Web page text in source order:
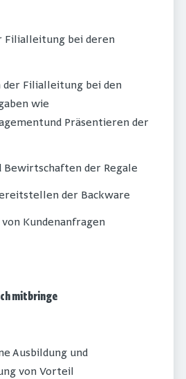
Filialleitung bei deren
Filialleitung bei den
wie
Präsentieren der
Bewirtschaften der Regale
der Backware
Kundenanfragen
mitbringe
Ausbildung und
von Vorteil